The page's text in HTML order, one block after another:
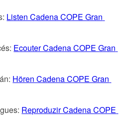
Listen Cadena COPE Gran
Ecouter Cadena COPE Gran
Hören Cadena COPE Gran
Reproduzir Cadena COPE